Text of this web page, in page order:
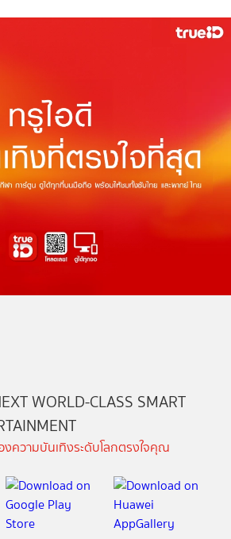
WORLD-CLASS SMART
ความบันเทิงระดับโลกตรงใจคุณ